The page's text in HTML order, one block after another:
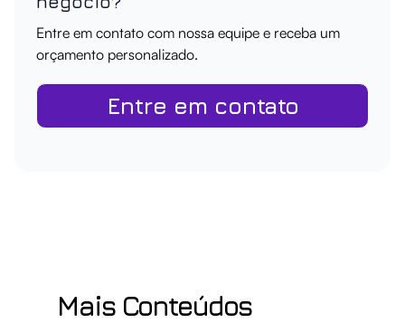
Entre em contato com nossa equipe e receba um
orçamento personalizado.
Entre em contato
Mais Conteúdos